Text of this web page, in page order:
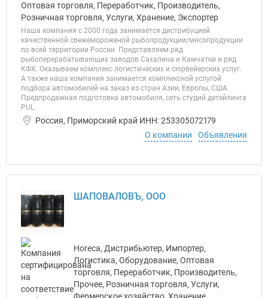
Оптовая торговля, Переработчик, Производитель,
Розничная торговля, Услуги, Хранение, Экспортер
Наша компания с 2000 года занимается дистрибуцией
качественной свежемороженой рыбопродукции/мясопродукции
по всей территории России. Представляем ряд
рыбоперерабатывающих заводов Сахалина и Камчатки и ряд
КФХ. Оказываем комплекс логистических и сюрвейерских услуг.
А также наша компания занимается комплексной услугой
подбора автомобилей на заказ из стран Азии, Европы, США.
Предпродажная подготовка автомобиля, сеть студий детейлинга
PUL
Россия, Приморский край ИНН: 253305072179
О компании
Объявления
ШАПОВАЛОВЪ, ООО
Horeca, Дистрибьютер, Импортер,
Логистика, Оборудование, Оптовая
торговля, Переработчик, Производитель,
Прочее, Розничная торговля, Услуги,